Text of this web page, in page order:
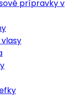
prípravky v